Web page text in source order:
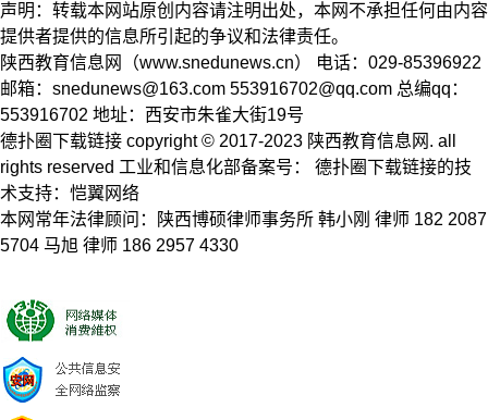
声明：转载本网站原创内容请注明出处，本网不承担任何由内容
提供者提供的信息所引起的争议和法律责任。
陕西教育信息网（www.snedunews.cn） 电话：029-85396922
邮箱： snedunews@163.com 553916702@qq.com 总编qq：
553916702 地址：西安市朱雀大街19号
德扑圈下载链接 copyright © 2017-2023 陕西教育信息网. all
rights reserved 工业和信息化部备案号： 德扑圈下载链接的技
术支持：恺翼网络
本网常年法律顾问：陕西博硕律师事务所 韩小刚 律师 182 2087
5704 马旭 律师 186 2957 4330